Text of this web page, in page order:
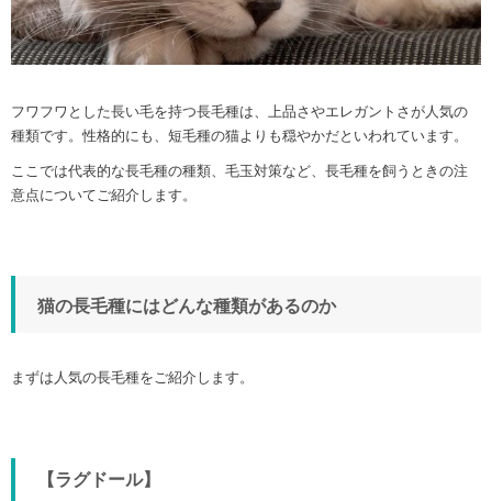
フワフワとした長い毛を持つ長毛種は、上品さやエレガントさが人気の
種類です。性格的にも、短毛種の猫よりも穏やかだといわれています。
ここでは代表的な長毛種の種類、毛玉対策など、長毛種を飼うときの注
意点についてご紹介します。
猫の長毛種にはどんな種類があるのか
まずは人気の長毛種をご紹介します。
【ラグドール】